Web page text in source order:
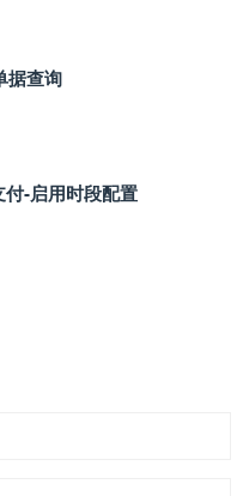
据查询
‑启用时段配置